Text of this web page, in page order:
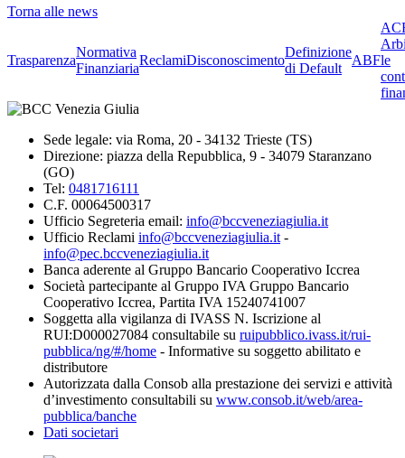
Torna alle news
Trasparenza
Normativa
Finanziaria
ReclamiDisconoscimento
Definizione
di Default
ABFle
Sede legale: via Roma, 20 - 34132 Trieste (TS)
Direzione: piazza della Repubblica, 9 - 34079 Staranzano
(GO)
Tel: 0481716111
C.F. 00064500317
Ufficio Segreteria email: info@bccveneziagiulia.it
Ufficio Reclami info@bccveneziagiulia.it -
info@pec.bccveneziagiulia.it
Banca aderente al Gruppo Bancario Cooperativo Iccrea
Società partecipante al Gruppo IVA Gruppo Bancario
Cooperativo Iccrea, Partita IVA 15240741007
Soggetta alla vigilanza di IVASS N. Iscrizione al
RUI:D000027084 consultabile su ruipubblico.ivass.it/rui-
pubblica/ng/#/home - Informative su soggetto abilitato e
distributore
Autorizzata dalla Consob alla prestazione dei servizi e attività
d’investimento consultabili su www.consob.it/web/area-
pubblica/banche
Dati societari